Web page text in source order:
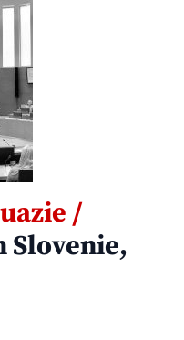
/
Slovenie,